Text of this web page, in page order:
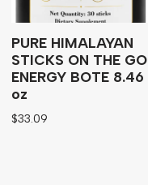
PURE HIMALAYAN
STICKS ON THE GO
ENERGY BOTE 8.46
oz
$33.09